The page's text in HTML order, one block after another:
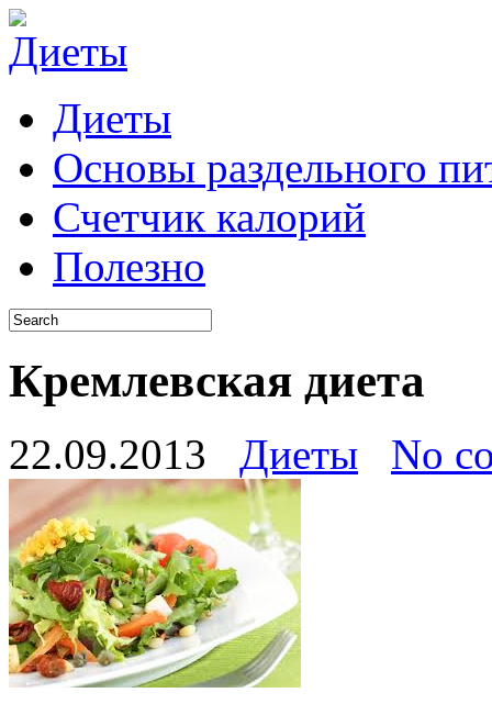
Диеты
Основы раздельного
Счетчик калорий
Полезно
Кремлевская диета
22.09.2013 Диеты No